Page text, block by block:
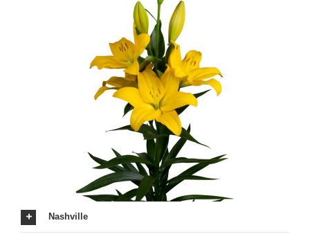
Nashville